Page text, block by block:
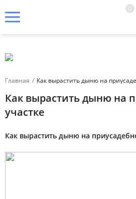
0
Главная / Как вырастить дыню на
Как вырастить дыню на
участке
Как вырастить дыню на